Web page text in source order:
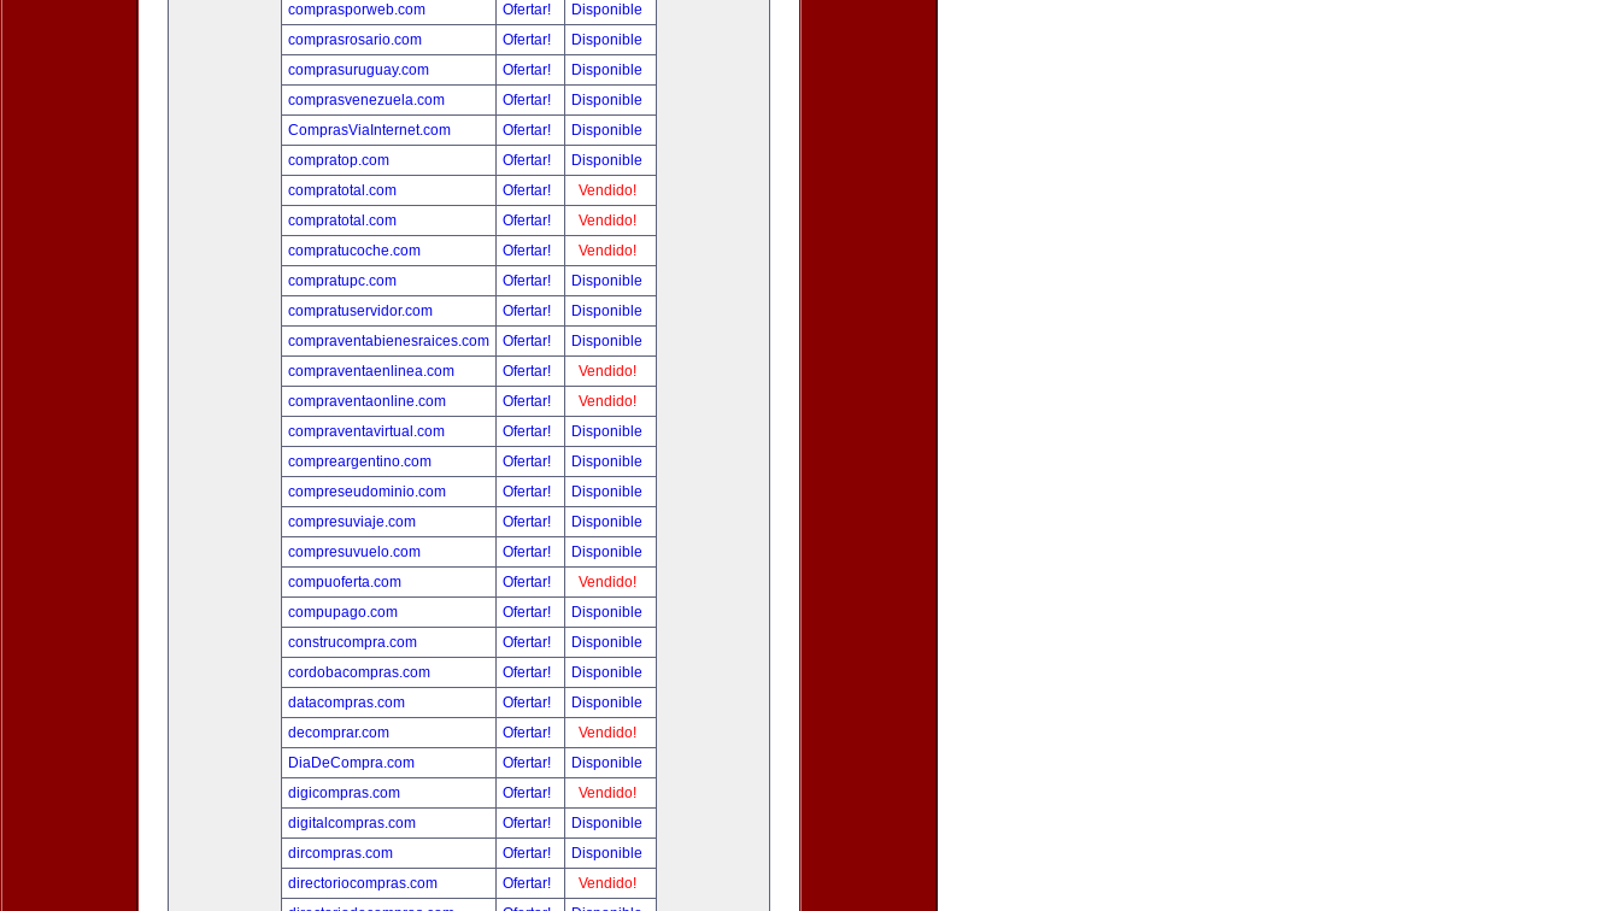
comprasporweb.com
Ofertar!
Disponible
comprasrosario.com
Ofertar!
Disponible
comprasuruguay.com
Ofertar!
Disponible
comprasvenezuela.com
Ofertar!
Disponible
ComprasViaInternet.com
Ofertar!
Disponible
compratop.com
Ofertar!
Disponible
compratotal.com
Ofertar!
Vendido!
compratotal.com
Ofertar!
Vendido!
compratucoche.com
Ofertar!
Vendido!
compratupc.com
Ofertar!
Disponible
compratuservidor.com
Ofertar!
Disponible
compraventabienesraices.com
Ofertar!
Disponible
compraventaenlinea.com
Ofertar!
Vendido!
compraventaonline.com
Ofertar!
Vendido!
compraventavirtual.com
Ofertar!
Disponible
compreargentino.com
Ofertar!
Disponible
compreseudominio.com
Ofertar!
Disponible
compresuviaje.com
Ofertar!
Disponible
compresuvuelo.com
Ofertar!
Disponible
compuoferta.com
Ofertar!
Vendido!
compupago.com
Ofertar!
Disponible
construcompra.com
Ofertar!
Disponible
cordobacompras.com
Ofertar!
Disponible
datacompras.com
Ofertar!
Disponible
decomprar.com
Ofertar!
Vendido!
DiaDeCompra.com
Ofertar!
Disponible
digicompras.com
Ofertar!
Vendido!
digitalcompras.com
Ofertar!
Disponible
dircompras.com
Ofertar!
Disponible
directoriocompras.com
Ofertar!
Vendido!